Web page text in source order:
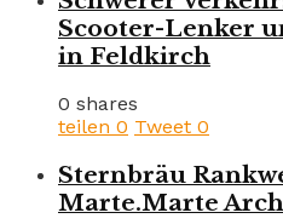
Scooter-Lenker
in Feldkirch
0 shares
teilen 0 Tweet 0
Sternbräu
Marte.Marte